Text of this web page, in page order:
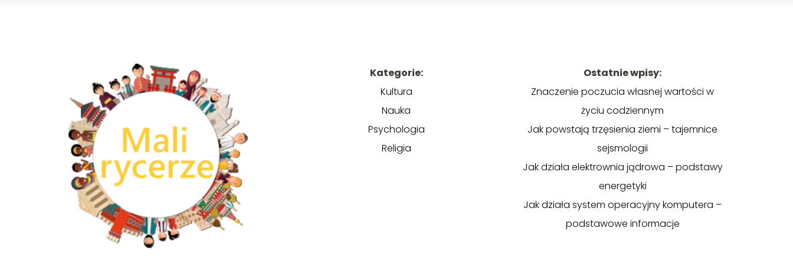
Kategorie:
Kultura
Nauka
Psychologia
Religia
Ostatnie wpisy:
Znaczenie poczucia własnej wartości w
życiu codziennym
Jak powstają trzęsienia ziemi – tajemnice
sejsmologii
Jak działa elektrownia jądrowa – podstawy
energetyki
Jak działa system operacyjny komputera –
podstawowe informacje